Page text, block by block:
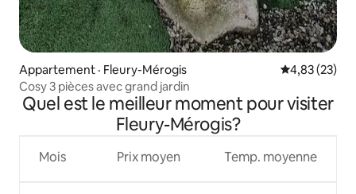
Appartement · Fleury-Mérogis Note
4,83 (23)
Cosy 3 pièces avec grand jardin
Quel est le meilleur moment pour visiter
Fleury-Mérogis?
Mois Prix moyen Temp. moyenne